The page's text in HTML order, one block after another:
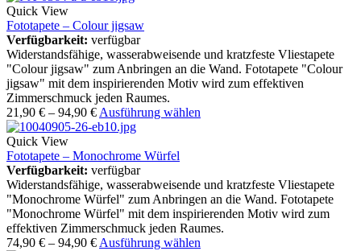
Quick View
Fototapete – Colour jigsaw
Verfügbarkeit: verfügbar
Widerstandsfähige, wasserabweisende und kratzfeste Vliestapete
"Colour jigsaw" zum Anbringen an die Wand. Fototapete "Colour
jigsaw" mit dem inspirierenden Motiv wird zum effektiven
Zimmerschmuck jeden Raumes.
21,90 € – 94,90 € Ausführung wählen
Quick View
Fototapete – Monochrome Würfel
Verfügbarkeit: verfügbar
Widerstandsfähige, wasserabweisende und kratzfeste Vliestapete
"Monochrome Würfel" zum Anbringen an die Wand. Fototapete
"Monochrome Würfel" mit dem inspirierenden Motiv wird zum
effektiven Zimmerschmuck jeden Raumes.
74,90 € – 94,90 € Ausführung wählen